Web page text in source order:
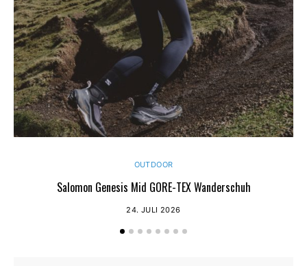
OUTDOOR
Salomon Genesis Mid GORE-TEX Wanderschuh
24. JULI 2026